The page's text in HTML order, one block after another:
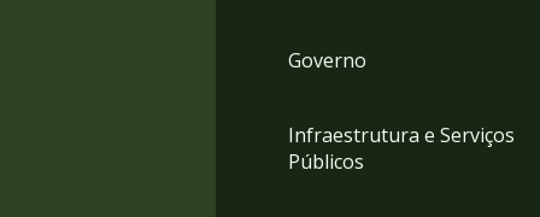
Governo
Infraestrutura e Serviços
Públicos